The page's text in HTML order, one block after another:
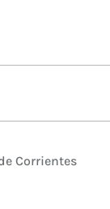
Corrientes